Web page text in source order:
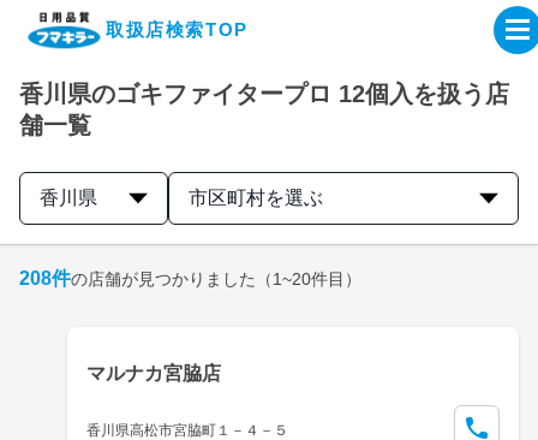
取扱店検索TOP
企業・IR情報サイト
製品情報サイト
取扱店検索はこちら
香川県のゴキファイタープロ 12個入を扱う店
舗一覧
香川県 市区町村を選ぶ
208件の店舗が見つかりました （1~20件目）
マルナカ宮脇店
香川県高松市宮脇町１－４－５